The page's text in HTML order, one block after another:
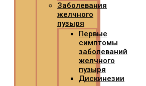
Заболевания
желчного
пузыря
Первые
симптомы
заболеваний
желчного
пузыря
Дискинезии